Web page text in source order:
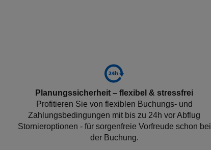
Planungssicherheit – flexibel & stressfrei
Profitieren Sie von flexiblen Buchungs- und
Zahlungsbedingungen mit bis zu 24h vor Abflug
Stornieroptionen - für sorgenfreie Vorfreude schon bei
der Buchung.